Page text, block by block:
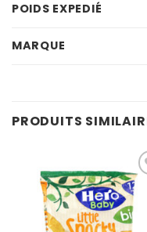
POIDS EXPEDIÉ
MARQUE
PRODUITS